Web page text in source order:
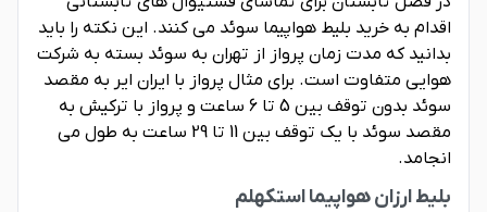
اقدام به خرید بلیط هواپیما سوئد می کنند. این نکته را باید
بدانید که مدت زمان پرواز از تهران به سوئد بسته به شرکت
هوایی متفاوت است. برای مثال پرواز با ایران ایر به مقصد
سوئد بدون توقف بین 5 تا 6 ساعت و پرواز با ترکیش به
مقصد سوئد با یک توقف بین 11 تا 29 ساعت به طول می
انجامد.
بلیط ارزان هواپیما استکهلم